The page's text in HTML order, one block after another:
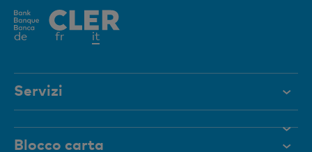
de fr itElemento
Servizi
Documenti
Blocco carta